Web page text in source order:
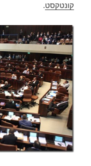
קונטקסט.